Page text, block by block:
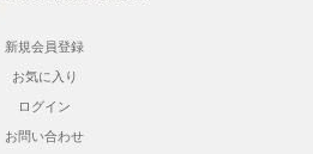
新規会員登録
お気に入り
ログイン
お問い合わせ